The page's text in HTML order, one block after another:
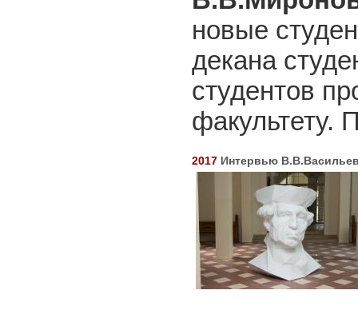
новые
декана
студентов
факультету.
2017 Интервью